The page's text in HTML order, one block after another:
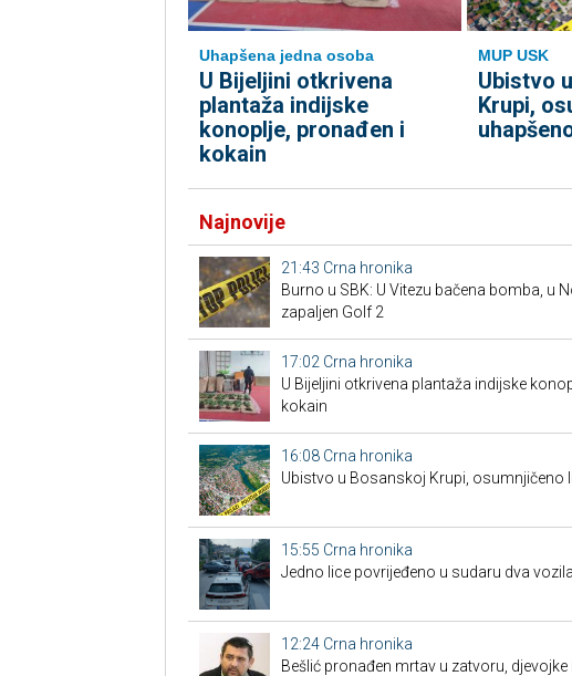
Uhapšena jedna osoba
​U Bijeljini otkrivena
plantaža indijske
konoplje, pronađen i
kokain
MUP USK
Ubistvo
Krupi,
Najnovije
21:43 Crna hronika
Burno u SBK: U Vitezu bačena bomba, u
zapaljen Golf 2
17:02 Crna hronika
​U Bijeljini otkrivena plantaža indijske
kokain
16:08 Crna hronika
Ubistvo u Bosanskoj Krupi, osumnjičeno
15:55 Crna hronika
Јedno lice povrijeđeno u sudaru dva
12:24 Crna hronika
Bešlić pronađen mrtav u zatvoru,